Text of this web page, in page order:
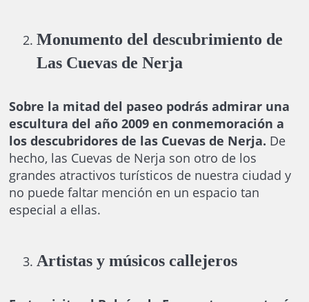
Monumento del descubrimiento de
Las Cuevas de Nerja
Sobre la mitad del paseo podrás admirar una
escultura del año 2009 en conmemoración a
los descubridores de las Cuevas de Nerja. De
hecho, las Cuevas de Nerja son otro de los
grandes atractivos turísticos de nuestra ciudad y
no puede faltar mención en un espacio tan
especial a ellas.
Artistas y músicos callejeros